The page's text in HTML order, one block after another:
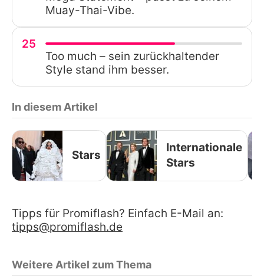
Muay-Thai-Vibe.
25
Too much – sein zurückhaltender
Style stand ihm besser.
In diesem Artikel
Stars
Internationale
Stars
Tipps für Promiflash? Einfach E-Mail an:
tipps@promiflash.de
Weitere Artikel zum Thema